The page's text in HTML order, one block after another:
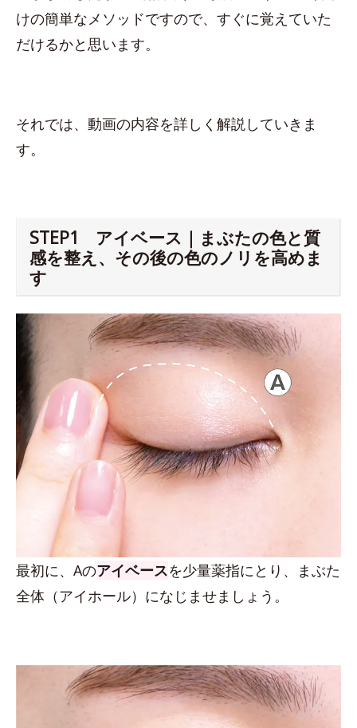
けの簡単なメソッドですので、すぐに覚えていた
だけるかと思います。
それでは、動画の内容を詳しく解説していきま
す。
STEP1 アイベース｜まぶたの色と質
感を整え、その後の色のノリを高めま
す
最初に、Aのアイベースを少量薬指にとり、まぶた
全体（アイホール）になじませましょう。